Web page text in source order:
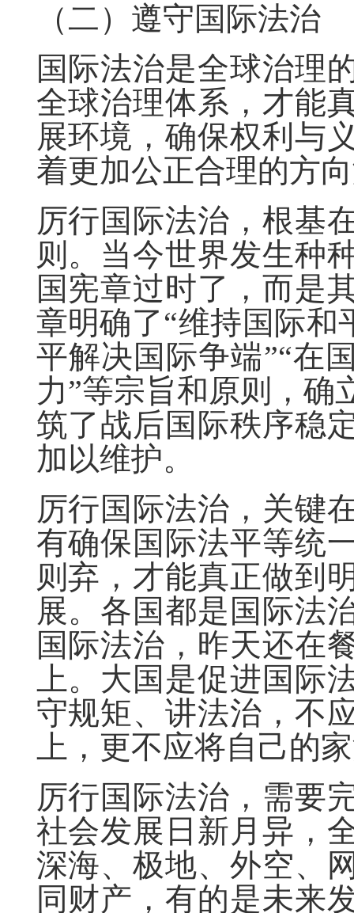
（二）遵守国际法治
国际法治是全球治理
全球治理体系，才能
展环境，确保权利与
着更加公正合理的方
厉行国际法治，根基
则。当今世界发生种
国宪章过时了，而是
章明确了“维持国际和
平解决国际争端”“在
力”等宗旨和原则，确
筑了战后国际秩序稳
加以维护。
厉行国际法治，关键
有确保国际法平等统
则弃，才能真正做到
展。各国都是国际法
国际法治，昨天还在
上。大国是促进国际
守规矩、讲法治，不
上，更不应将自己的
厉行国际法治，需要
社会发展日新月异，
深海、极地、外空、
同财产，有的是未来